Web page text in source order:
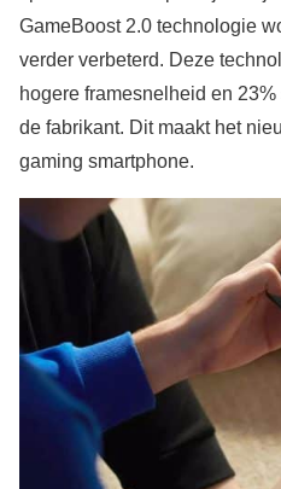
GameBoost 2.0 technologie
verder verbeterd. Deze
hogere framesnelheid en
de fabrikant. Dit maakt het
gaming smartphone.